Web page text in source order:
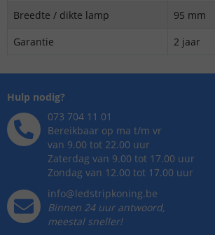
Breedte / dikte lamp
95 mm
Garantie
2 jaar
Hulp nodig?
073 704 11 01
Bereikbaar op ma t/m vr
van 9.00 tot 22.00 uur
Zaterdag van 9.00 tot 17.00 uur
Zondag van 12.00 tot 17.00 uur
info@ledstripkoning.be
Binnen 24 uur antwoord,
meestal sneller!